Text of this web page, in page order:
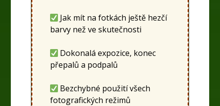
Jak mít na fotkách ještě hezčí
barvy než ve skutečnosti
Dokonalá expozice, konec
přepalů a podpalů
Bezchybné použití všech
fotografických režimů